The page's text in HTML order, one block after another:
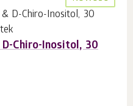
Chiro-Inositol, 30